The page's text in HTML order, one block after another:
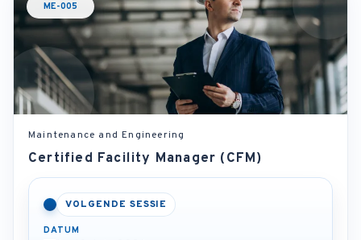
ME-005
Maintenance and Engineering
Certified Facility Manager (CFM)
VOLGENDE SESSIE
DATUM